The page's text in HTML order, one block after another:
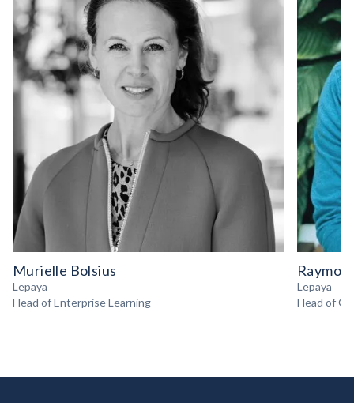
Murielle Bolsius
Lepaya
Head of Enterprise Learning
Lepaya
Head of